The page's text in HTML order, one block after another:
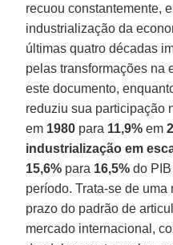
recuou constantemente,
industrialização da
últimas quatro décadas
pelas transformações na
este documento,
reduziu sua participação
em 1980 para 11,9% em
industrialização em
15,6% para 16,5% do
período. Trata-se de
prazo do padrão de
mercado internacional,